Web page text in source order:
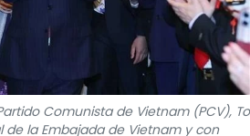
SOMOS?
VIỆT
Comunista de Vietnam (PCV), To
de la Embajada de Vietnam y con